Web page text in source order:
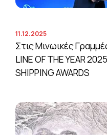
11.12.2025
Στις Μινωικές
LINE OF THE YEAR
SHIPPING AWARDS